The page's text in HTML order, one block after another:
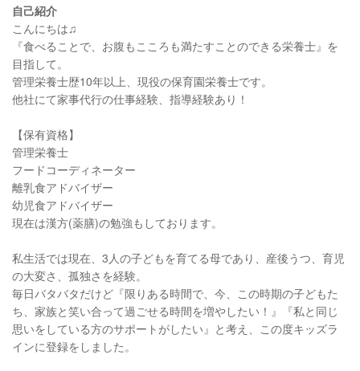
自己紹介
こんにちは♫
『食べることで、お腹もこころも満たすことのできる栄養士』を
目指して。
管理栄養士歴10年以上、現役の保育園栄養士です。
他社にて家事代行の仕事経験、指導経験あり！
【保有資格】
管理栄養士
フードコーディネーター
離乳食アドバイザー
幼児食アドバイザー
現在は漢方(薬膳)の勉強もしております。
私生活では現在、3人の子どもを育てる母であり、産後うつ、育児
の大変さ、孤独さを経験。
毎日バタバタだけど『限りある時間で、今、この時期の子どもた
ち、家族と笑い合って過ごせる時間を増やしたい！』『私と同じ
思いをしている方のサポートがしたい』と考え、この度キッズラ
インに登録をしました。